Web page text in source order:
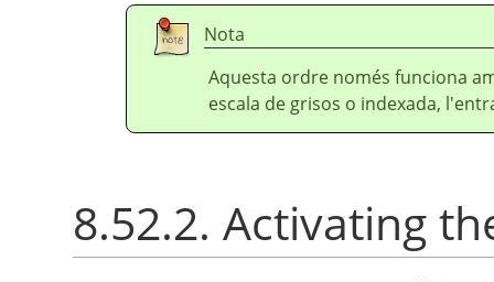
Nota
Aquesta ordre només funciona
escala de grisos o indexada,
8.52.2. Activating